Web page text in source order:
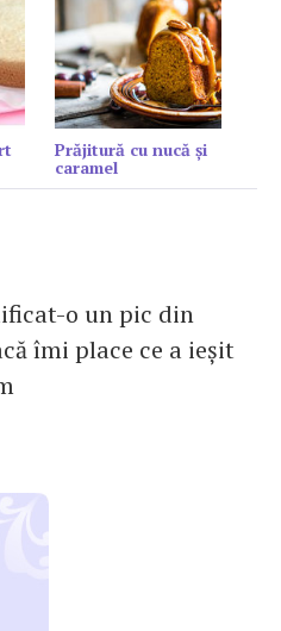
Prăjitură cu nucă și
caramel
o un pic din
îmi place ce a ieșit